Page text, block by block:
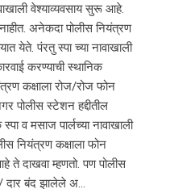
वेश्याव्यवसाय सुरू आहे.
अनेकदा पोलीस नियंत्रण
येते. पंरतु स्पा च्या नावाखाली
करण्याची स्थानिक
कक्षाला रोज/रोज फोन
पोलीस स्टेशन हद्दीतील
व मसाज पार्लच्या नावाखाली
नियंत्रण कक्षाला फोन
ते दाखवा म्हणतो. पण पोलीस
दार बंद झालेले अ...